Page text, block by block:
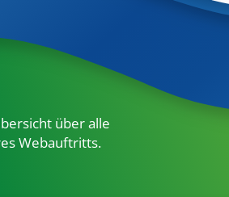
über alle
Webauftritts.